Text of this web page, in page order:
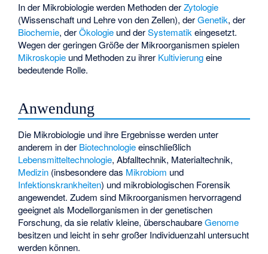
In der Mikrobiologie werden Methoden derZytologie
(Wissenschaft und Lehre von den Zellen), derGenetik, der
Biochemie, derÖkologie und derSystematikeingesetzt.
Wegen der geringen Größe der Mikroorganismen spielen
Mikroskopie und Methoden zu ihrer Kultivierungeine
bedeutende Rolle.
Anwendung
Die Mikrobiologie und ihre Ergebnisse werden unter
anderem in der Biotechnologieeinschließlich
Lebensmitteltechnologie,Abfalltechnik, Materialtechnik,
Medizin (insbesondere das Mikrobiom und
Infektionskrankheiten) und mikrobiologischen Forensik
angewendet. Zudem sind Mikroorganismen hervorragend
geeignet als Modellorganismen in der genetischen
Forschung, da sie relativ kleine, überschaubareGenome
besitzen und leicht in sehr großer Individuenzahl untersucht
werden können.